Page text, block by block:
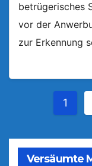
betrügerisches
vor der
zur Erkennung
1
Versäumte